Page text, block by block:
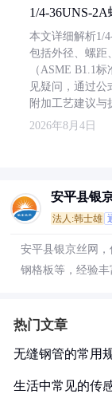
1/4-36UNS-
本文详细解析1/
包括外径、螺距
（ASME B1.1
见疑问，通过
附加工艺建议与
2026年8月4日
安平县银
法人:韩士雄
安平县银京丝网
钢格板等，经验丰
热门文章
无缝钢管的常用
生活中常见的传